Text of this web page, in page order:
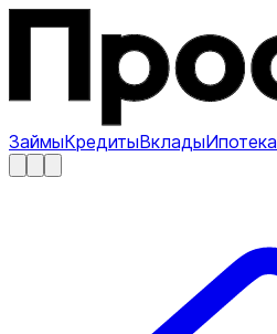
ЗаймыКредитыВкладыИпотека